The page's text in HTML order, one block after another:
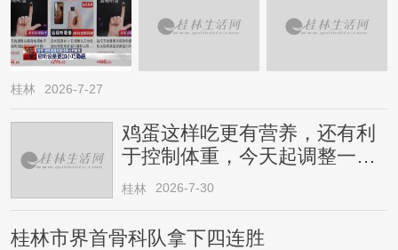
桂林 2026-7-27
鸡蛋这样吃更有营养，还有利
于控制体重，今天起调整一下
→
桂林 2026-7-30
桂林市界首骨科队拿下四连胜